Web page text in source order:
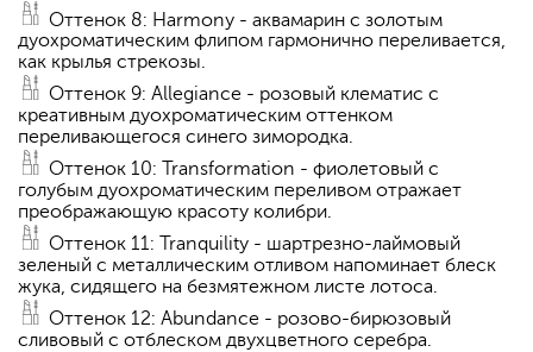
Оттенок 8: Harmony - аквамарин с золотым
дуохроматическим флипом гармонично переливается,
как крылья стрекозы.
Оттенок 9: Allegiance - розовый клематис с
креативным дуохроматическим оттенком
переливающегося синего зимородка.
Оттенок 10: Transformation - фиолетовый с
голубым дуохроматическим переливом отражает
преображающую красоту колибри.
Оттенок 11: Tranquility - шартрезно-лаймовый
зеленый с металлическим отливом напоминает блеск
жука, сидящего на безмятежном листе лотоса.
Оттенок 12: Abundance - розово-бирюзовый
сливовый с отблеском двухцветного серебра.